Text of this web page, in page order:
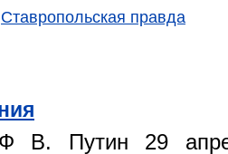
Ставропольская правда
В. Путин 29